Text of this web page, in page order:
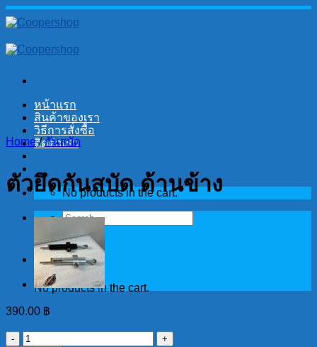
Skip
to
หน้าแรก
สินค้าของเรา
วิธีการสั่งซื้อ
ติดต่อเรา
No products in the cart.
Search
Cart
No products in the cart.
Home / กันสบัด
ตัวยึดกันสบัด ด้านข้าง
390.00 ฿
ตัว